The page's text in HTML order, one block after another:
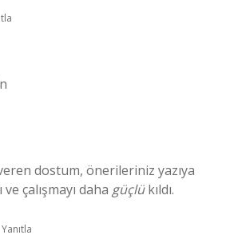
dostum, önerileriniz yazıya
ve çalışmayı daha güçlükıldı.
Yanıtla